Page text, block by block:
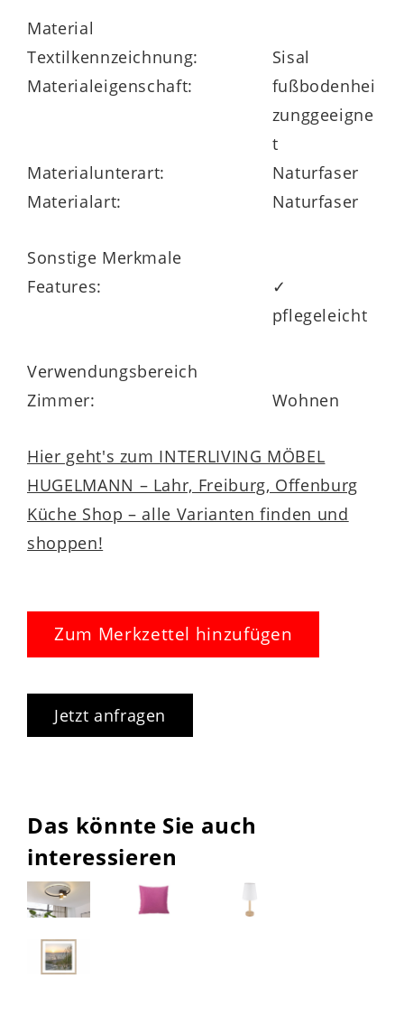
Florhöhe ca. 6 mm
in verschiedenen Größen und Farben
lieferbar
Material
Textilkennzeichnung:
Sisal
Materialeigenschaft:
fußbodenhei
zunggeeigne
t
Materialunterart:
Naturfaser
Materialart:
Naturfaser
Sonstige Merkmale
Features:
✓
pflegeleicht
Verwendungsbereich
Zimmer:
Wohnen
Hier geht's zum INTERLIVING MÖBEL
HUGELMANN – Lahr, Freiburg, Offenburg
Küche Shop – alle Varianten finden und
shoppen!
Zum Merkzettel hinzufügen
Jetzt anfragen
Das könnte Sie auch
interessieren